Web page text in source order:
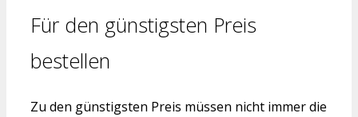
Für den günstigsten Preis
bestellen
Zu den günstigsten Preis müssen nicht immer die